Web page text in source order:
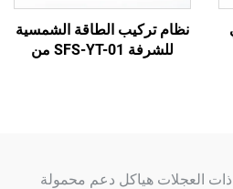
تركيب الطاقة الشمسية
للشرفة SFS-YT-01 من
هياكل دعم محمولة